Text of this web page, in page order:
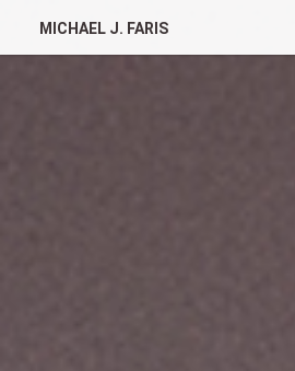
MICHAEL J. FARIS